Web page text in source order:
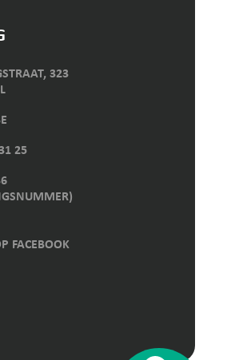
323
25
FACEBOOK